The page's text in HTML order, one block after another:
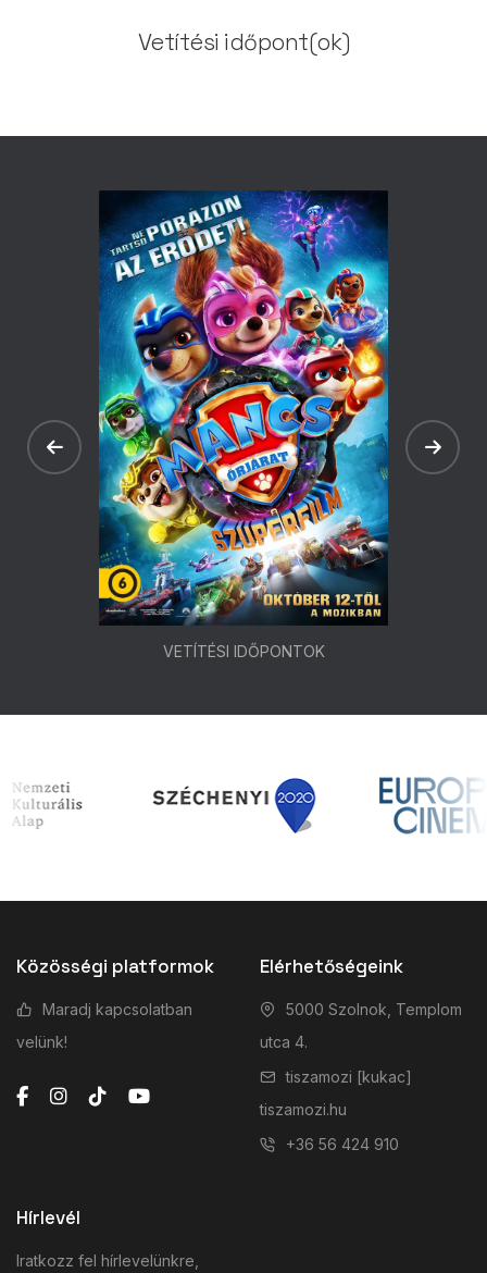
Vetítési időpont(ok)
VETÍTÉSI IDŐPONTOK
Közösségi platformok
Maradj kapcsolatban
velünk!
Elérhetőségeink
5000 Szolnok, Templom
utca 4.
tiszamozi [kukac]
tiszamozi.hu
+36 56 424 910
Hírlevél
Iratkozz fel hírlevelünkre,